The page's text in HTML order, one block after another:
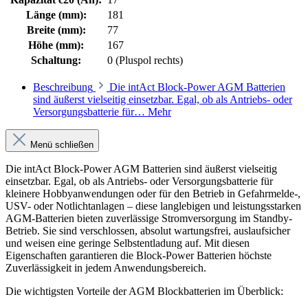
Länge (mm):
181
Breite (mm):
77
Höhe (mm):
167
Schaltung:
0 (Pluspol rechts)
Beschreibung
Die intAct Block-Power AGM Batterien
sind äußerst vielseitig einsetzbar. Egal, ob als Antriebs- oder
Versorgungsbatterie für… Mehr
Menü schließen
Die intAct Block-Power AGM Batterien sind äußerst vielseitig
einsetzbar. Egal, ob als Antriebs- oder Versorgungsbatterie für
kleinere Hobbyanwendungen oder für den Betrieb in Gefahrmelde-,
USV- oder Notlichtanlagen – diese langlebigen und leistungsstarken
AGM-Batterien bieten zuverlässige Stromversorgung im Standby-
Betrieb. Sie sind verschlossen, absolut wartungsfrei, auslaufsicher
und weisen eine geringe Selbstentladung auf. Mit diesen
Eigenschaften garantieren die Block-Power Batterien höchste
Zuverlässigkeit in jedem Anwendungsbereich.
Die wichtigsten Vorteile der AGM Blockbatterien im Überblick: